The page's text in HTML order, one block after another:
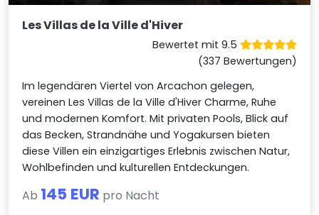
Les Villas de la Ville d'Hiver
Bewertet mit 9.5
(337 Bewertungen)
Im legendären Viertel von Arcachon gelegen,
vereinen Les Villas de la Ville d'Hiver Charme, Ruhe
und modernen Komfort. Mit privaten Pools, Blick auf
das Becken, Strandnähe und Yogakursen bieten
diese Villen ein einzigartiges Erlebnis zwischen Natur,
Wohlbefinden und kulturellen Entdeckungen.
Ab 145 EUR pro Nacht